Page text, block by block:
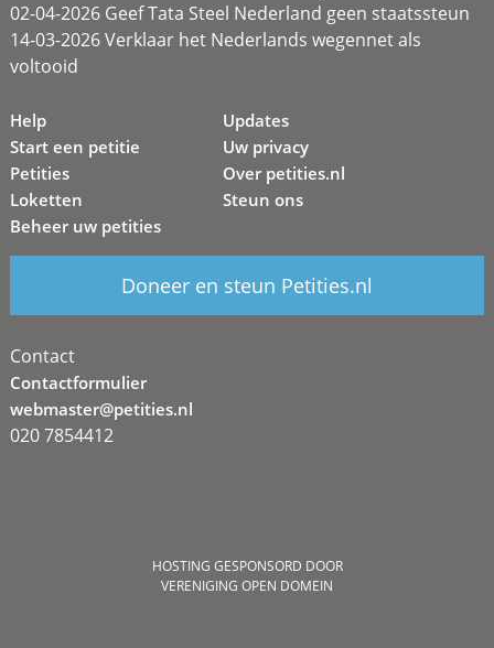
02-04-2026 Geef Tata Steel Nederland geen staatssteun
14-03-2026 Verklaar het Nederlands wegennet als
voltooid
Help
Start een petitie
Petities
Loketten
Beheer uw petities
Updates
Uw privacy
Over petities.nl
Steun ons
Doneer en steun Petities.nl
Contact
Contactformulier
webmaster@petities.nl
020 7854412
HOSTING GESPONSORD DOOR
VERENIGING OPEN DOMEIN